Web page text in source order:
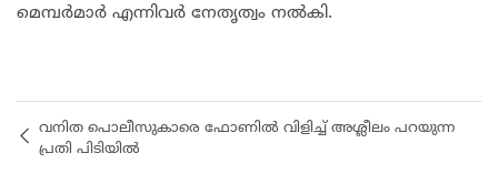
മെമ്പർമാർ എന്നിവർ നേതൃത്വം നൽകി.
വനിത പൊലീസുകാരെ ഫോണിൽ വിളിച്ച്​ അശ്ലീലം പറയുന്ന
പ്രതി പിടിയിൽ